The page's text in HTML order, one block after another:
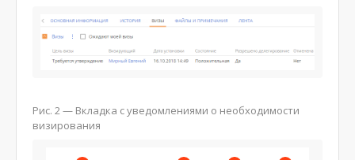
Рис. 2 — Вкладка с уведомлениями о необходимости
визирования